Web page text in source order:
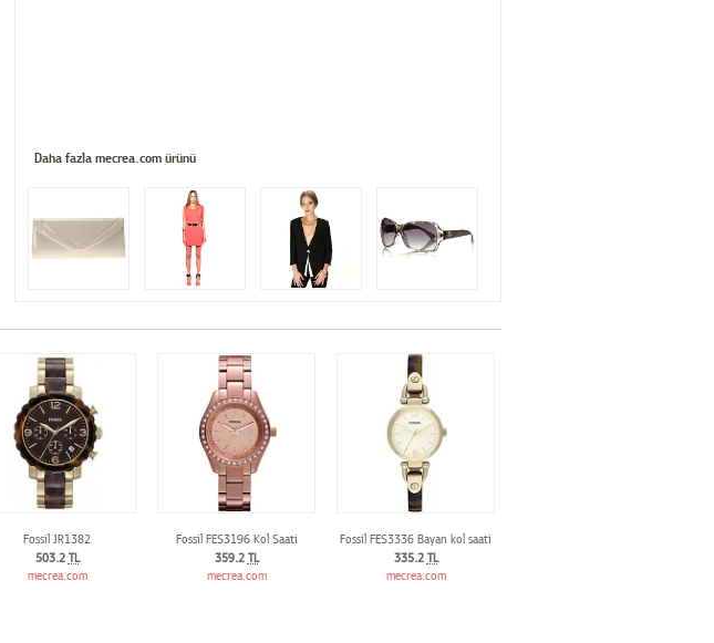
Daha fazla mecrea.com ürünü
Fossil JR1382
503.2 TL
mecrea.com
Fossil FES3196 Kol Saati
359.2 TL
mecrea.com
Fossil FES3336 Bayan kol saati
335.2 TL
mecrea.com